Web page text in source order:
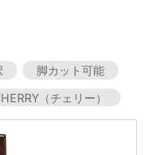
脚カット可能
（チェリー）